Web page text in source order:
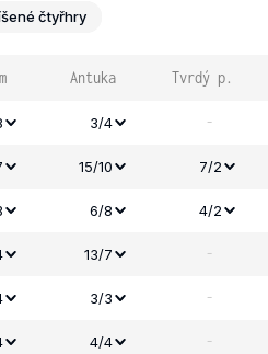
čtyřhry
Antuka Tvrdý p.
3/4 -
15/10 7/2
6/8 4/2
13/7 -
3/3 -
4/4 -